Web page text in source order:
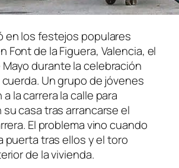
en los festejos populares
Font de la Figuera, Valencia, el
Mayo durante la celebración
Un grupo de jóvenes
la carrera la calle para
casa tras arrancarse el
El problema vino cuando
puerta tras ellos y el toro
de la vivienda.